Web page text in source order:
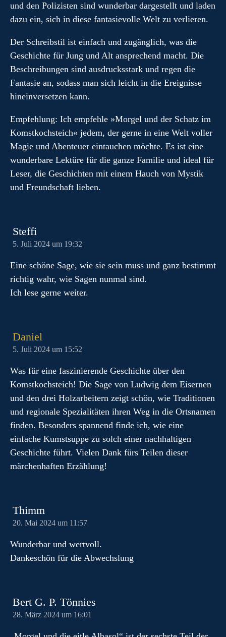
und den Polizisten sind wunderbar dargestellt und laden
dazu ein, sich in diese fantasievolle Welt zu verlieren.
Der Schreibstil ist einfach und zugänglich, was die
Geschichte für Jung und Alt ansprechend macht. Die
Beschreibungen sind ausdrucksstark und regen die
Fantasie an, sodass man sich leicht in die Ereignisse
hineinversetzen kann.
Empfehlung: Ich empfehle »Morgel und der Schatz im
Komstkochsteich« jedem, der gerne in eine Welt voller
Magie und Abenteuer eintauchen möchte. Es ist eine
wunderbare Lektüre für die ganze Familie und ideal für
Leser, die Geschichten mit einem Hauch von Mystik
und Freundschaft lieben.
Steffi
5. Juli 2024 um 19:32
Eine schöne Sage, wie sie sein muss und ganz bestimmt
richtig wahr, wie Sagen nunmal sind.
Ich lese gerne weiter.
Daniel
5. Juli 2024 um 15:52
Was für eine faszinierende Geschichte über den
Komstkochsteich! Die Sage von Ludwig dem Eisernen
und den drei Holzarbeitern zeigt schön, wie Traditionen
und regionale Spezialitäten ihren Weg in die Ortsnamen
finden. Besonders spannend finde ich, wie eine
einfache Kumstsuppe zu solch einer nachhaltigen
Geschichte führt. Vielen Dank fürs Teilen dieser
märchenhaften Erzählung!
Thimm
20. Mai 2024 um 11:57
Wunderbar und wertvoll.
Dankeschön für die Abwechslung
Bert G. P. Tönnies
28. März 2024 um 16:01